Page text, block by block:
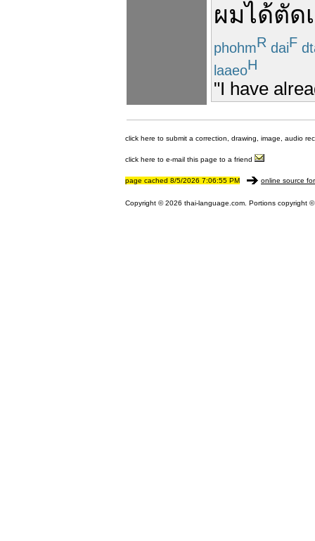
ผมได้ตัด
phohmR daiF
laaeoH
"I have
click here to submit a correction, drawing, image, audio
click here to e-mail this page to a friend
page cached 8/5/2026 7:06:55 PM online source
Copyright © 2026 thai-language.com. Portions copyright